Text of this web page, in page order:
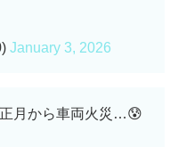
January 3, 2026
月から車両火災…😰